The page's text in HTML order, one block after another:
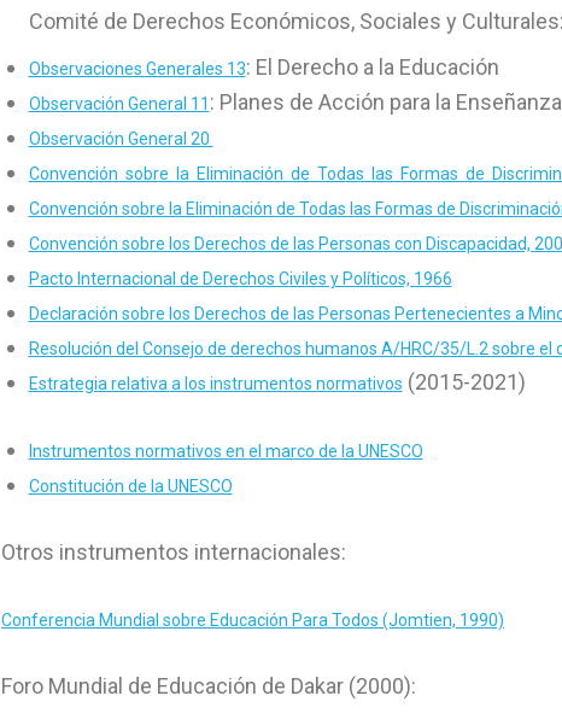
Comité de Derechos Económicos, Sociales y Culturales:
Observaciones Generales 13: El Derecho a la Educación
Observación General 11 : Planes de Acción para la
Observación General 20
Convención sobre la Eliminación de Todas las Formas de
Convención sobre la Eliminación de Todas las Formas de
Convención sobre los Derechos de las Personas con Discapacidad,
Pacto Internacional de Derechos Civiles y Políticos, 1966
Declaración sobre los Derechos de las Personas Pertenecientes a
Resolución del Consejo de derechos humanos A/HRC/35/L.2 sobre el
Estrategia relativa a los instrumentos normativos (2015-2021)
Instrumentos normativos en el marco de la UNESCO
Constitución de la UNESCO
Otros instrumentos internacionales:
Conferencia Mundial sobre Educación Para Todos (Jomtien, 1990)
Foro Mundial de Educación de Dakar (2000):